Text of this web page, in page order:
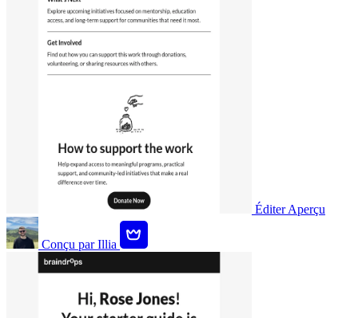
Éditer Aperçu
Conçu par Illia